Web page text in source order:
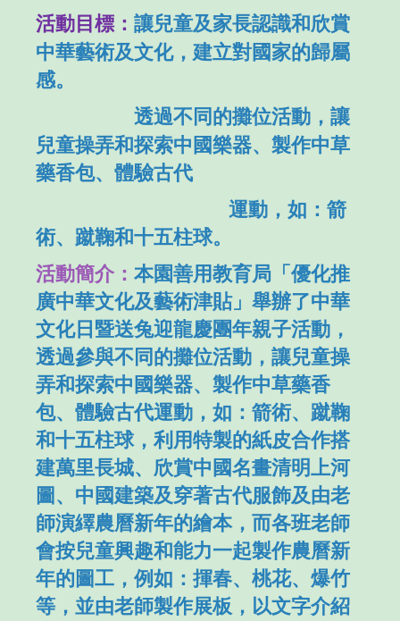
活動目標： 讓兒童及家長認識和欣賞
中華藝術及文化，建立對國家的歸屬
感。
透過不同的攤位活動，讓
兒童操弄和探索中國樂器、製作中草
藥香包、體驗古代
運動，如：箭
術、蹴鞠和十五柱球。
活動簡介： 本園善用教育局「優化推
廣中華文化及藝術津貼」舉辦了中華
文化日暨送兔迎龍慶團年親子活動，
透過參與不同的攤位活動，讓兒童操
弄和探索中國樂器、製作中草藥香
包、體驗古代運動，如：箭術、蹴鞠
和十五柱球，利用特製的紙皮合作搭
建萬里長城、欣賞中國名畫清明上河
圖、中國建築及穿著古代服飾及由老
師演繹農曆新年的繪本，而各班老師
會按兒童興趣和能力一起製作農曆新
年的圖工，例如：揮春、桃花、爆竹
等，並由老師製作展板，以文字介紹